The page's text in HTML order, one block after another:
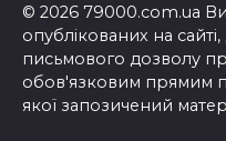
© 2026 79000.com.ua
опублікованих на
письмового дозволу
обов'язковим прямим
якої запозичений